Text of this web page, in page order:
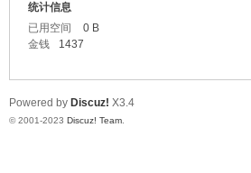
统计信息
已用空间
0 B
金钱
1437
Powered by Discuz! X3.4
© 2001-2023 Discuz! Team